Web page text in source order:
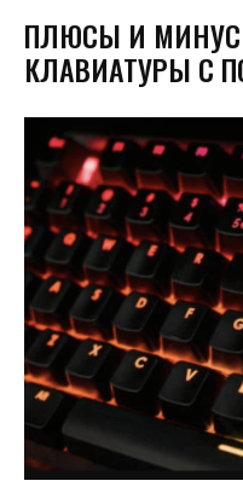
ПЛЮСЫ И
КЛАВИАТУРЫ С